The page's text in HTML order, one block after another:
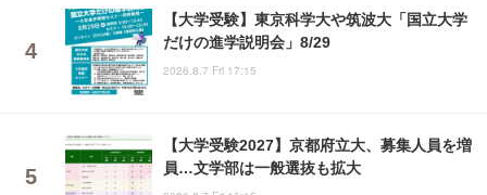
【大学受験】東京科学大や筑波大「国立大学
だけの進学説明会」8/29
2026.8.7 Fri 17:15
【大学受験2027】京都府立大、募集人員を増
員…文学部は一般選抜も拡大